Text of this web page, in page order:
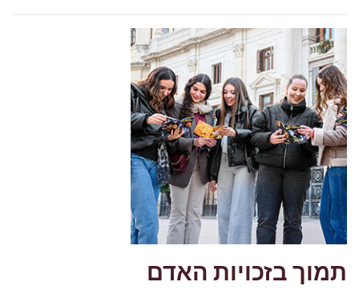
תמוך בזכויות האדם